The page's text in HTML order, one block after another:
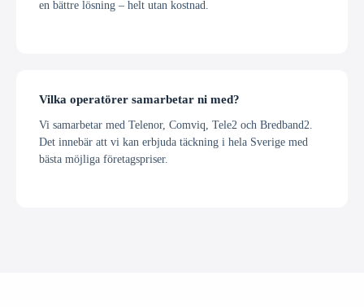
en bättre lösning – helt utan kostnad.
Vilka operatörer samarbetar ni med?
Vi samarbetar med Telenor, Comviq, Tele2 och Bredband2.
Det innebär att vi kan erbjuda täckning i hela Sverige med
bästa möjliga företagspriser.